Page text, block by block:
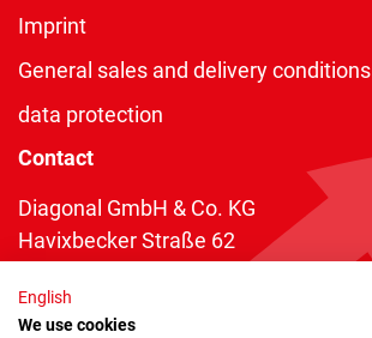
Imprint
General sales and delivery conditions
data protection
Contact
Diagonal GmbH & Co. KG
Havixbecker Straße 62
Telefon:+49 2534 970 216
English
We use cookies